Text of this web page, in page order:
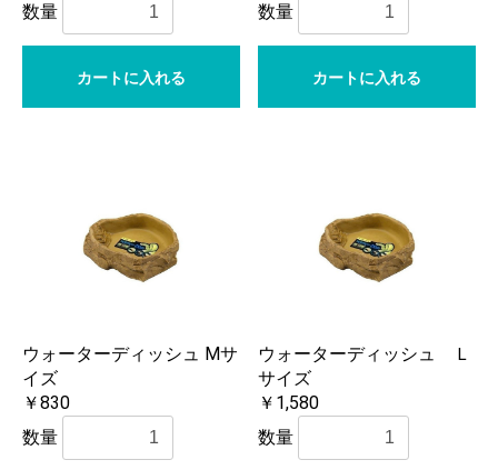
数量
カートに入れる
数量
カートに入れる
ウォーターディッシュ Mサ
イズ
￥830
数量
ウォーターディッシュ Ｌ
サイズ
￥1,580
数量